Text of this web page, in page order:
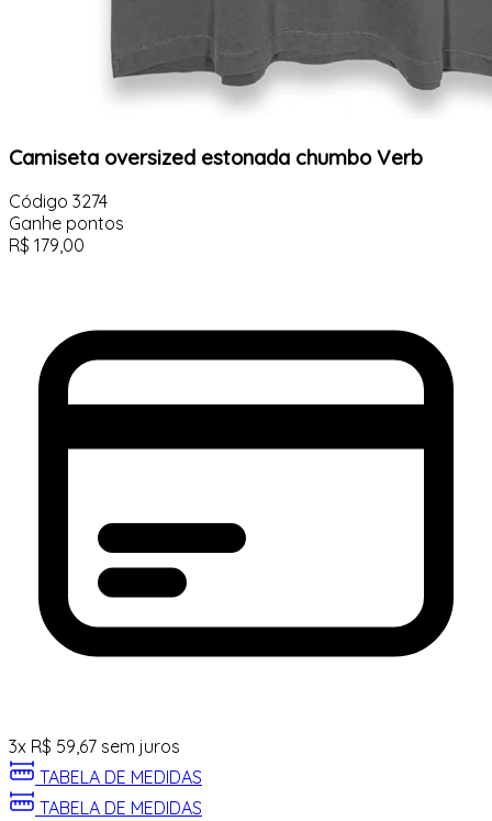
Camiseta oversized estonada chumbo Verb
Código 3274
Ganhe pontos
R$ 179,00
3x R$ 59,67 sem juros
TABELA DE MEDIDAS
TABELA DE MEDIDAS